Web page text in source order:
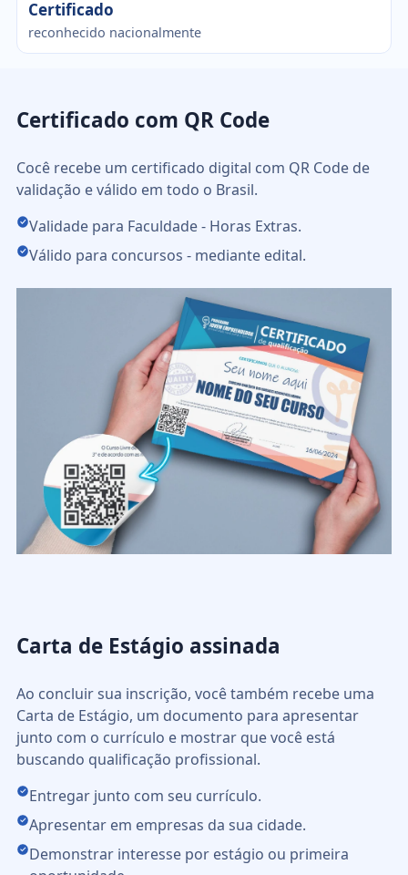
Certificado
reconhecido nacionalmente
Certificado com QR Code
Cocê recebe um certificado digital com QR Code de
validação e válido em todo o Brasil.
Validade para Faculdade - Horas Extras.
Válido para concursos - mediante edital.
Carta de Estágio assinada
Ao concluir sua inscrição, você também recebe uma
Carta de Estágio, um documento para apresentar
junto com o currículo e mostrar que você está
buscando qualificação profissional.
Entregar junto com seu currículo.
Apresentar em empresas da sua cidade.
Demonstrar interesse por estágio ou primeira